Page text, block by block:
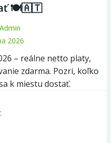
🍽️🇦🇹
2026
– reálne netto platy,
zdarma. Pozri, koľko
k miestu dostať.